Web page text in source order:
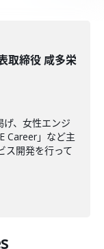
取締役 咸多栄
げ、女性エンジ
Career」など主
ス開発を行って